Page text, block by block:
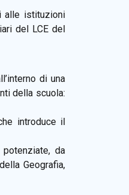
alle istituzioni
del LCE del
di una
della scuola:
introduce il
da
Geografia,